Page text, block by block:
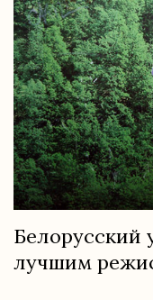
Белорусский
лучшим